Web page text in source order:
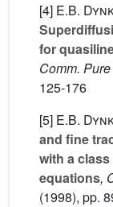
[4] E.B.
for
Comm.
125-176
[5] E.B.
and fine
with a
equations,
(1998), pp.